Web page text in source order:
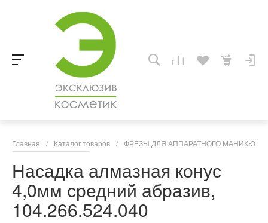
Главная / Каталог товаров / ФРЕЗЫ ДЛЯ АППАРАТНОГО
Насадка алмазная конус
4,0мм средний абразив,
104.266.524.040